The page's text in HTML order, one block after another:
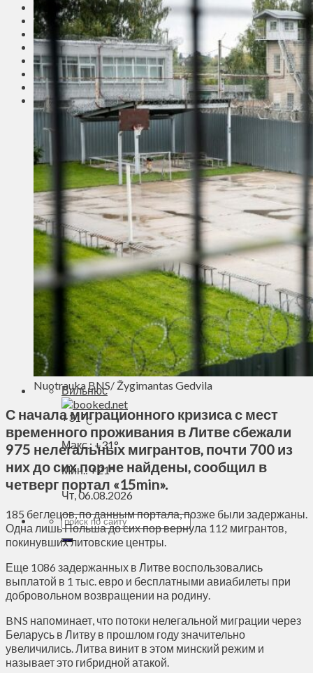
Соседи
Транспорт
Выбор читателей
Калейдоскоп
Армия
Сейм Литвы
Культура
Больше
Фоторепортаж
Туризм
ЛК рекомендует
Сеньорам
Образование
Здравоохранение
Экология
Происшествия
Приграничье
Деньги
Визиты
Выборы
Агроновости
Едим дома
Ищу семью
Духовное пространство
Спорт
Технологии
Энергетика
Вильнюс
+31°C
Макс.: +31°
Мин.:+ 21°
Чт, 06.08.2026
Nuotrauka BNS/ Žygimantas Gedvila
С начала миграционного кризиса с мест
временного проживания в Литве сбежали
975 нелегальных мигрантов, почти 700 из
них до сих пор не найдены, сообщил в
четверг портал «15min».
185 беглецов, по данным портала, позже были задержаны.
Одна лишь Польша до сих пор вернула 112 мигрантов,
покинувших литовские центры.
Еще 1086 задержанных в Литве воспользовались
выплатой в 1 тыс. евро и бесплатными авиабилеты при
добровольном возвращении на родину.
BNS напоминает, что потоки нелегальной миграции через
Беларусь в Литву в прошлом году значительно
увеличились. Литва винит в этом минский режим и
называет это гибридной атакой.